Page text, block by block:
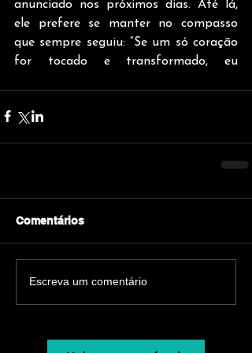
anunciado nos próximos dias. Até lá,
ele prefere se manter no compasso
que sempre seguiu: “Se um só coração
Comentários
Escreva um comentário